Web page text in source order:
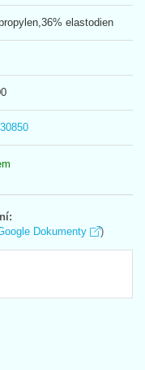
elastodien
Dokumenty )